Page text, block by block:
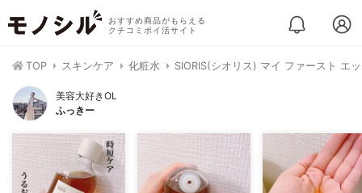
おすすめ商品がもらえる
クチコミポイ活サイト
TOP スキンケア 化粧水 SIORIS(シオリス) マイ ファースト エ
美容大好きOL
ふっきー